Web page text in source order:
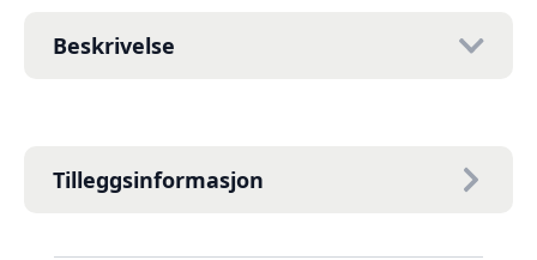
Beskrivelse
Tilleggsinformasjon